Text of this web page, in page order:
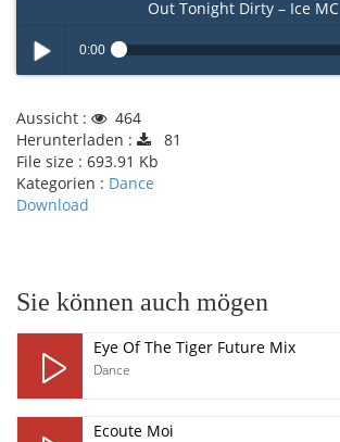
Out Tonight Dirty – Ice MC
Play /
0:00
Aussicht :
464
Herunterladen :
81
File size : 693.91 Kb
Kategorien : Dance
Download
Sie können auch mögen
Eye Of The Tiger Future Mix
Dance
Ecoute Moi